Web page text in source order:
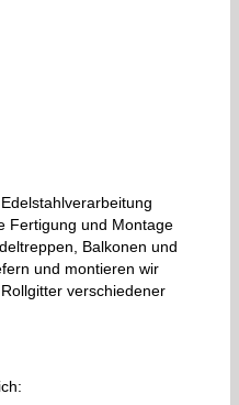
Fertigung und Montage
Balkonen und
und montieren wir
verschiedener